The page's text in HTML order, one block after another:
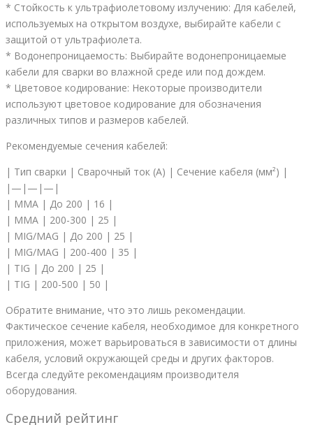
* Стойкость к ультрафиолетовому излучению: Для кабелей,
используемых на открытом воздухе, выбирайте кабели с
защитой от ультрафиолета.
* Водонепроницаемость: Выбирайте водонепроницаемые
кабели для сварки во влажной среде или под дождем.
* Цветовое кодирование: Некоторые производители
используют цветовое кодирование для обозначения
различных типов и размеров кабелей.
Рекомендуемые сечения кабелей:
| Тип сварки | Сварочный ток (А) | Сечение кабеля (мм²) |
|—|—|—|
| ММА | До 200 | 16 |
| ММА | 200-300 | 25 |
| MIG/MAG | До 200 | 25 |
| MIG/MAG | 200-400 | 35 |
| TIG | До 200 | 25 |
| TIG | 200-500 | 50 |
Обратите внимание, что это лишь рекомендации.
Фактическое сечение кабеля, необходимое для конкретного
приложения, может варьироваться в зависимости от длины
кабеля, условий окружающей среды и других факторов.
Всегда следуйте рекомендациям производителя
оборудования.
Средний рейтинг